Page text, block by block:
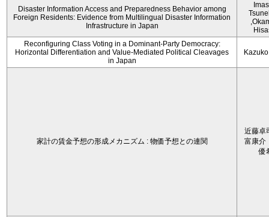
Disaster Information Access and Preparedness Behavior among
Foreign Residents: Evidence from Multilingual Disaster Information
Infrastructure in Japan
Reconfiguring Class Voting in a Dominant-Party Democracy:
Horizontal Differentiation and Value-Mediated Political Cleavages
in Japan
家計の賃金予想の形成メカニズム : 物価予想との連関
近藤卓
富康介
優